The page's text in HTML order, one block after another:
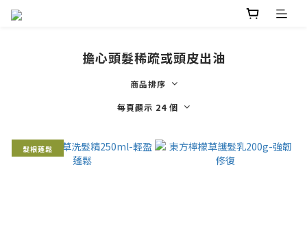
擔心頭髮稀疏或頭皮出油
商品排序
每頁顯示 24 個
髮根蓬鬆